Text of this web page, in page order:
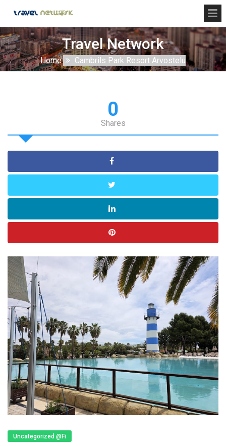
Travel Network
Home Cambrils Park Resort Arvostelu
0
Shares
Uncategorized @fi